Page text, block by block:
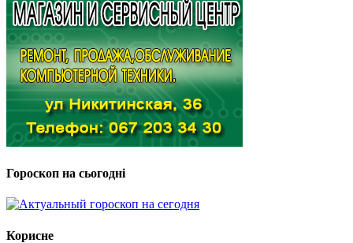
Гороскоп на сьогодні
Корисне